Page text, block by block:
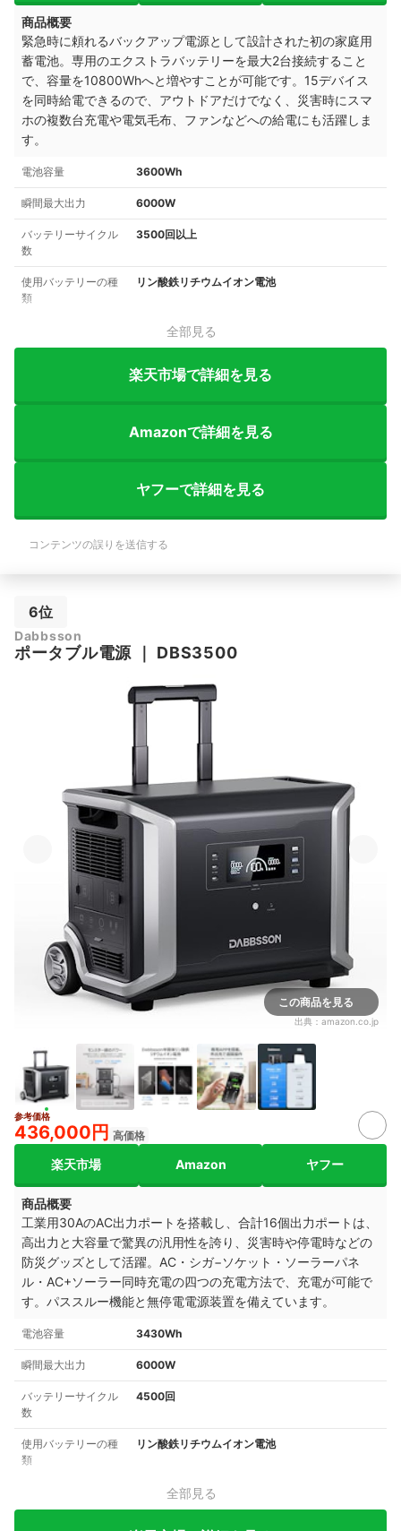
商品概要
緊急時に頼れるバックアップ電源として設計された初の家庭用
蓄電池。専用のエクストラバッテリーを最大2台接続すること
で、容量を10800Whへと増やすことが可能です。15デバイス
を同時給電できるので、アウトドアだけでなく、災害時にスマ
ホの複数台充電や電気毛布、ファンなどへの給電にも活躍しま
す。
電池容量 3600Wh
瞬間最大出力 6000W
バッテリーサイクル
数
3500回以上
使用バッテリーの種
類
リン酸鉄リチウムイオン電池
全部見る
楽天市場で詳細を見る
Amazonで詳細を見る
ヤフーで詳細を見る
コンテンツの誤りを送信する
6位
Dabbsson
ポータブル電源 DBS3500
この商品を見る
出典： amazon.co.jp
参考価格
436,000円 高価格
楽天市場 Amazon ヤフー
商品概要
工業用30AのAC出力ポートを搭載し、合計16個出力ポートは、
高出力と大容量で驚異の汎用性を誇り、災害時や停電時などの
防災グッズとして活躍。AC・シガ−ソケット・ソーラーパネ
ル・AC+ソーラー同時充電の四つの充電方法で、充電が可能で
す。パススルー機能と無停電電源装置を備えています。
電池容量 3430Wh
瞬間最大出力 6000W
バッテリーサイクル
数
4500回
使用バッテリーの種
類
リン酸鉄リチウムイオン電池
全部見る